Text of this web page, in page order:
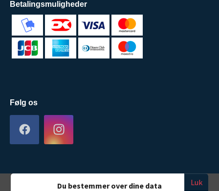
Betalingsmuligheder
Følg os
Luk
Du bestemmer over dine data